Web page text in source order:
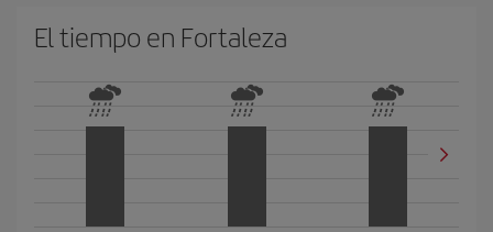
El tiempo en Fortaleza